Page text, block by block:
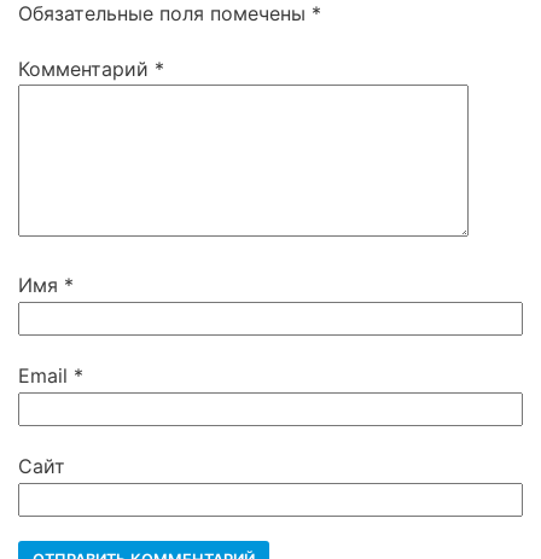
Обязательные поля помечены *
Комментарий *
Имя *
Email *
Сайт